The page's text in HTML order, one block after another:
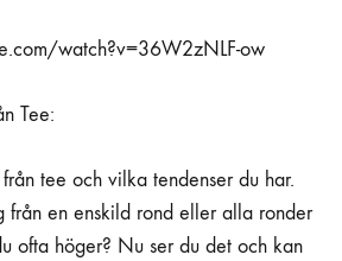
watch?v=36W2zNLF-ow
Tee:
tee och vilka tendenser du har.
från en enskild rond eller alla ronder
ofta höger? Nu ser du det och kan